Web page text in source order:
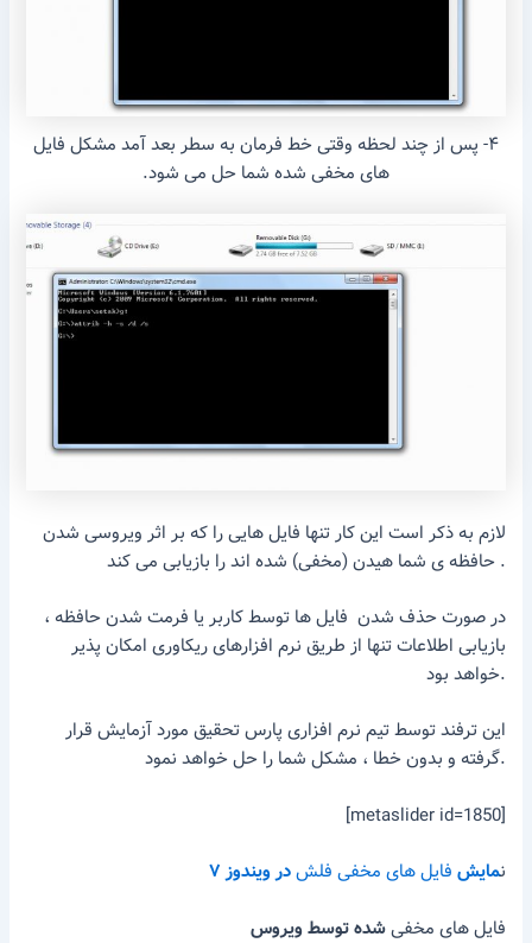
۴- پس از چند لحظه وقتی خط فرمان به سطر بعد آمد مشکل فایل
های مخفی شده شما حل می شود.
لازم به ذکر است این کار تنها فایل هایی را که بر اثر ویروسی شدن
حافظه ی شما هیدن (مخفی) شده اند را بازیابی می کند .
در صورت حذف شدن فایل ها توسط کاربر یا فرمت شدن حافظه ،
بازیابی اطلاعات تنها از طریق نرم افزارهای ریکاوری امکان پذیر
خواهد بود.
این ترفند توسط تیم نرم افزاری پارس تحقیق مورد آزمایش قرار
گرفته و بدون خطا ، مشکل شما را حل خواهد نمود.
[metaslider id=1850]
نمایش فایل های مخفی فلشدر ویندوز ۷
فایل های مخفیشده توسط ویروس